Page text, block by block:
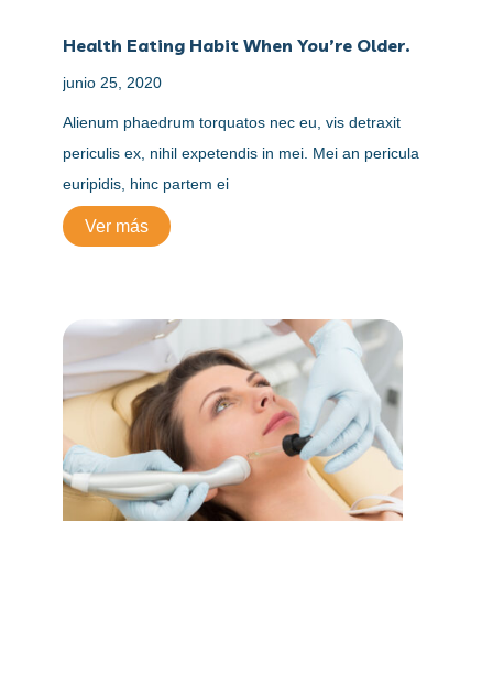
Health Eating Habit When You’re Older.
junio 25, 2020
Alienum phaedrum torquatos nec eu, vis detraxit
periculis ex, nihil expetendis in mei. Mei an pericula
euripidis, hinc partem ei
Ver más